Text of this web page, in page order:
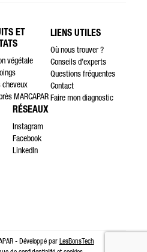
ET
végétale
cheveux
MARCAPAR
LIENS UTILES
Où nous trouver ?
Conseils d’experts
Questions fréquentes
Contact
Faire mon diagnostic
RÉSEAUX
Instagram
Facebook
LinkedIn
- Développé par LesBonsTech